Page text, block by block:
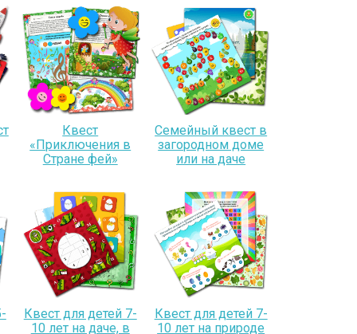
Квест
«Приключения в
Стране фей»
Семейный квест в
загородном доме
или на даче
Квест для детей 7-
10 лет на даче, в
Квест для детей 7-
10 лет на природе